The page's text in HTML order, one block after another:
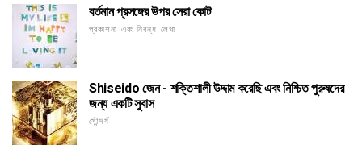
বর্তমান প্রসঙ্গের উপর সেরা কোট
প্রকাশনা এবং নিবন্ধ লেখা
Shiseido জেন - শক্তিশালী উদ্দাম করেছি এবং নিশ্চিত পুরুষদের
জন্য একটি সুবাস
সৌন্দর্য